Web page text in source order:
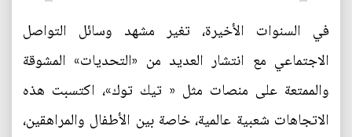
في السنوات الأخيرة، تغير مشهد وسائل التواصل
الاجتماعي مع انتشار العديد من «التحديات» المشوقة
والممتعة على منصات مثل « تيك توك»، اكتسبت هذه
الاتجاهات شعبية عالمية، خاصة بين الأطفال والمراهقين،